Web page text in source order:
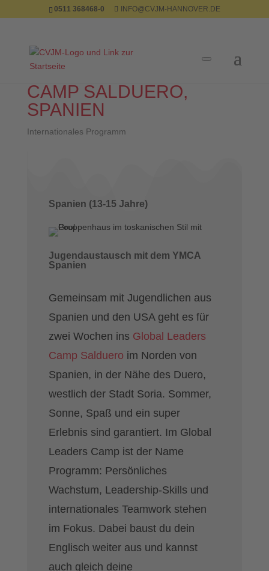
to
0511 368468-0 INFO@CVJM-HANNOVER.DE
Access
CAMP SALDUERO,
SPANIEN
Internationales Programm
Spanien (13-15 Jahre)
Jugendaustausch mit dem YMCA
Spanien
Gemeinsam mit Jugendlichen aus
Spanien und den USA geht es für
zwei Wochen ins Global Leaders
Camp Salduero im Norden von
Spanien, in der Nähe des Duero,
westlich der Stadt Soria. Sommer,
Sonne, Spaß und ein super
Erlebnis sind garantiert. Im Global
Leaders Camp ist der Name
Programm: Persönliches
Wachstum, Leadership-Skills und
internationales Teamwork stehen
im Fokus. Dabei baust du dein
Englisch weiter aus und kannst
auch gleich deine